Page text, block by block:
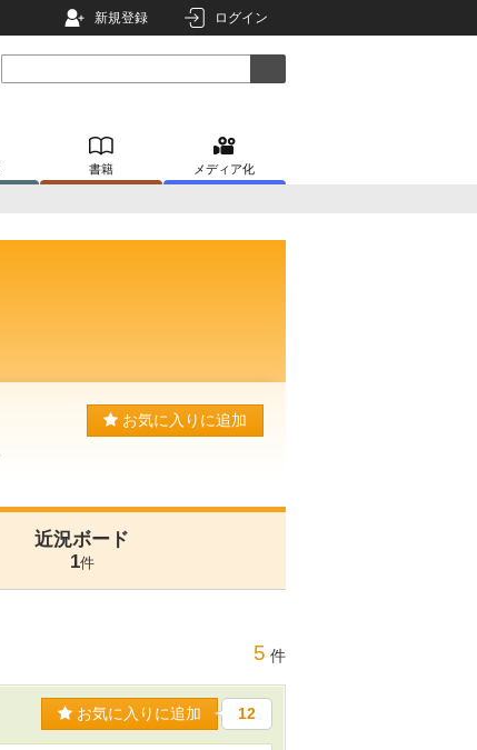
新規登録 ログイン
書籍 メディア化
お気に入りに追加
近況ボード
1件
5 件
お気に入りに追加 12